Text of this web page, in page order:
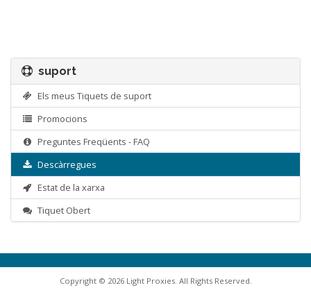
suport
Els meus Tiquets de suport
Promocions
Preguntes Freqüents - FAQ
Descàrregues
Estat de la xarxa
Tiquet Obert
Copyright © 2026 Light Proxies. All Rights Reserved.